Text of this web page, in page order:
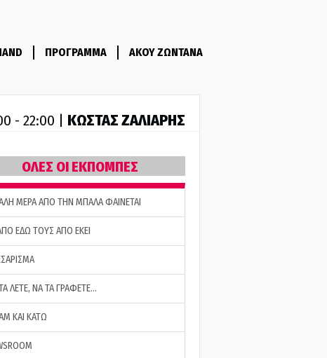
ΠΡΟΓΡΑΜΜΑ ΑΚΟΥ ΖΩΝΤΑΝΑ
- 22:00 | ΚΩΣΤΑΣ ΖΑΛΙΑΡΗΣ
ΟΛΕΣ ΟΙ ΕΚΠΟΜΠΕΣ
ΜΕΡΑ ΑΠΟ ΤΗΝ ΜΠΑΛΑ ΦΑΙΝΕΤΑΙ
ΕΔΩ ΤΟΥΣ ΑΠΟ ΕΚΕΙ
ΛΕΤΕ, ΝΑ ΤΑ ΓΡΑΦΕΤΕ…
ΚΑΙ ΚΑΤΩ